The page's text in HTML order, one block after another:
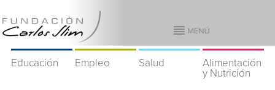
Educación Empleo Salud
Alimentación
y Nutrición